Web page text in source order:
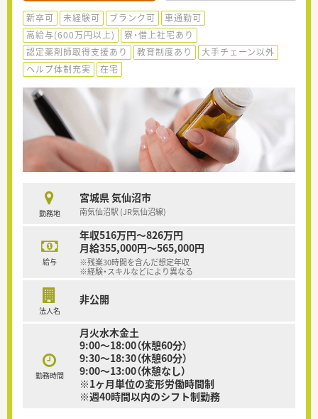
新卒可 未経験可 ブランク可
車通勤可
高給与(600万円以上)
寮・借上社宅あり
認定薬剤師取得支援あり
教育制度あり
大手チェーン以外
ヘルプ体制充実
在宅
勤務地
宮城県 気仙沼市
南気仙沼駅 (JR気仙沼線)
給与
年収516万円～826万円
月給355,000円～565,000円
※残業30時間を含んだ想定年収
※経験・スキルなどにより異なる
法人名
非公開
勤務時間
月火水木金土
9:00～18:00（休憩60分）
9:30～18:30（休憩60分）
9:00～13:00（休憩なし）
※1ヶ月単位の変形労働時間制
※週40時間以内のシフト制勤務